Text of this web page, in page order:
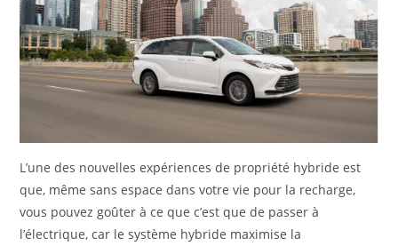
L’une des nouvelles expériences de propriété hybride est
que, même sans espace dans votre vie pour la recharge,
vous pouvez goûter à ce que c’est que de passer à
l’électrique, car le système hybride maximise la